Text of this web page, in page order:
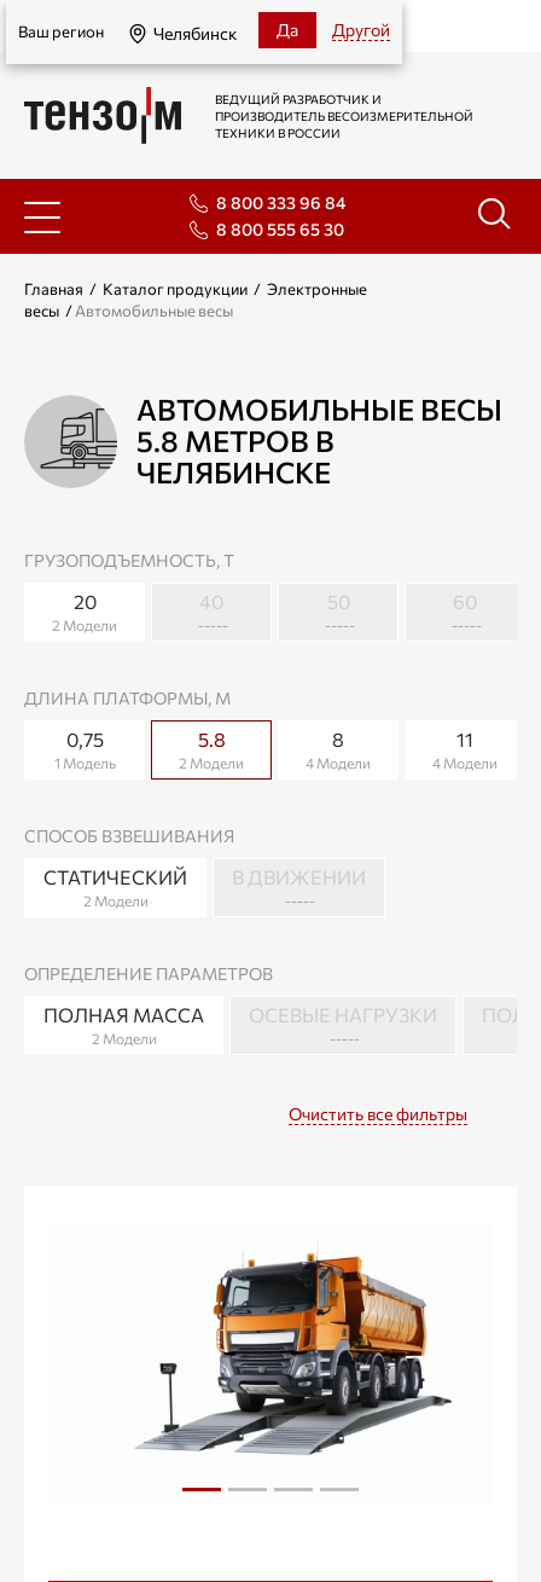
Челябинск
Ваш регион Челябинск Да Другой
ВЕДУЩИЙ РАЗРАБОТЧИК И
ПРОИЗВОДИТЕЛЬ ВЕСОИЗМЕРИТЕЛЬНОЙ
ТЕХНИКИ В РОССИИ
8 800 333 96 84
8 800 555 65 30
Главная / Каталог продукции / Электронные
весы /Автомобильные весы
АВТОМОБИЛЬНЫЕ ВЕСЫ
5.8 МЕТРОВ В
ЧЕЛЯБИНСКЕ
ГРУЗОПОДЪЕМНОСТЬ, Т
20
2 Модели
40
-----
50
-----
60
-----
ДЛИНА ПЛАТФОРМЫ, М
0,75
1 Модель
5.8
2 Модели
8
4 Модели
11
4 Модели
СПОСОБ ВЗВЕШИВАНИЯ
СТАТИЧЕСКИЙ
2 Модели
В ДВИЖЕНИИ
-----
ОПРЕДЕЛЕНИЕ ПАРАМЕТРОВ
ПОЛНАЯ МАССА
2 Модели
ОСЕВЫЕ НАГРУЗКИ
-----
Очистить все фильтры